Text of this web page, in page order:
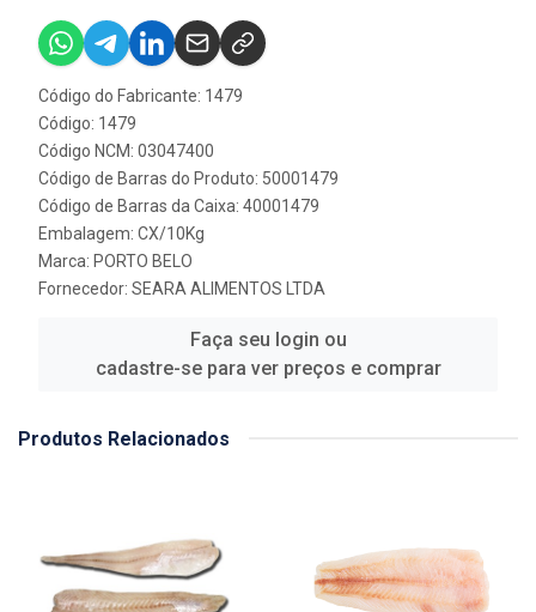
Código do Fabricante: 1479
Código: 1479
Código NCM: 03047400
Código de Barras do Produto: 50001479
Código de Barras da Caixa: 40001479
Embalagem: CX/10Kg
Marca: PORTO BELO
Fornecedor: SEARA ALIMENTOS LTDA
Faça seu login ou
cadastre-se para ver preços e comprar
Produtos Relacionados